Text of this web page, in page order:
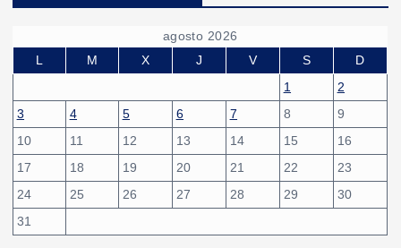
agosto 2026
L
M X J V S
D
1
2
3
4 5 6 7 8
9
10
11 12 13 14 15
16
17
18 19 20 21 22
23
24
25 26 27 28 29
30
31